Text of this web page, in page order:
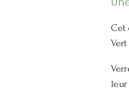
Cet
Vert
leur